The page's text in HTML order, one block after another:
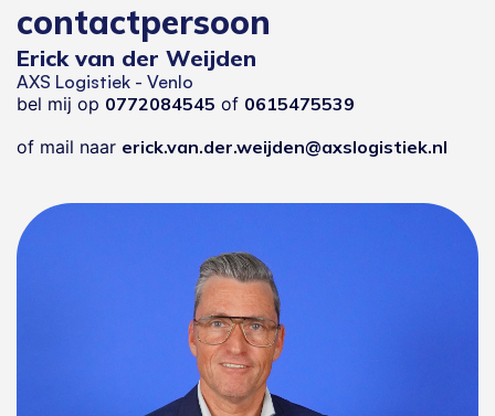
contactpersoon
Erick van der Weijden
AXS Logistiek - Venlo
bel mij op 0772084545 of 0615475539
of mail naar erick.van.der.weijden@axslogistiek.nl